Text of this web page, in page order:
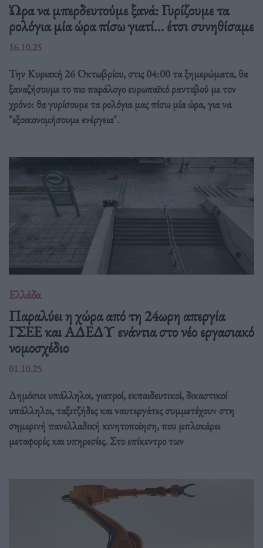
Ώρα να μπερδευτούμε ξανά: Γυρίζουμε τα
ρολόγια μία ώρα πίσω γιατί… έτσι συνηθίσαμε
16.10.25
Την Κυριακή 26 Οκτωβρίου, στις 04:00 τα ξημερώματα, θα
ξαναζήσουμε το πιο παράλογο ευρωπαϊκό ραντεβού με τον
χρόνο: θα γυρίσουμε τα ρολόγια μας πίσω μία ώρα, για να
"εξοικονομήσουμε ενέργεια".
Ελλάδα
Παραλύει η χώρα από τη 24ωρη απεργία
ΓΣΕΕ και ΑΔΕΔΥ ενάντια στο νέο εργασιακό
νομοσχέδιο
01.10.25
Δημόσιοι υπάλληλοι, γιατροί, εκπαιδευτικοί, δικαστικοί
υπάλληλοι, ταξιτζήδες και ναυτεργάτες συμμετέχουν στη
σημερινή πανελλαδική κινητοποίηση, που μπλοκάρει
μεταφορές και υπηρεσίες. Στο επίκεντρο των